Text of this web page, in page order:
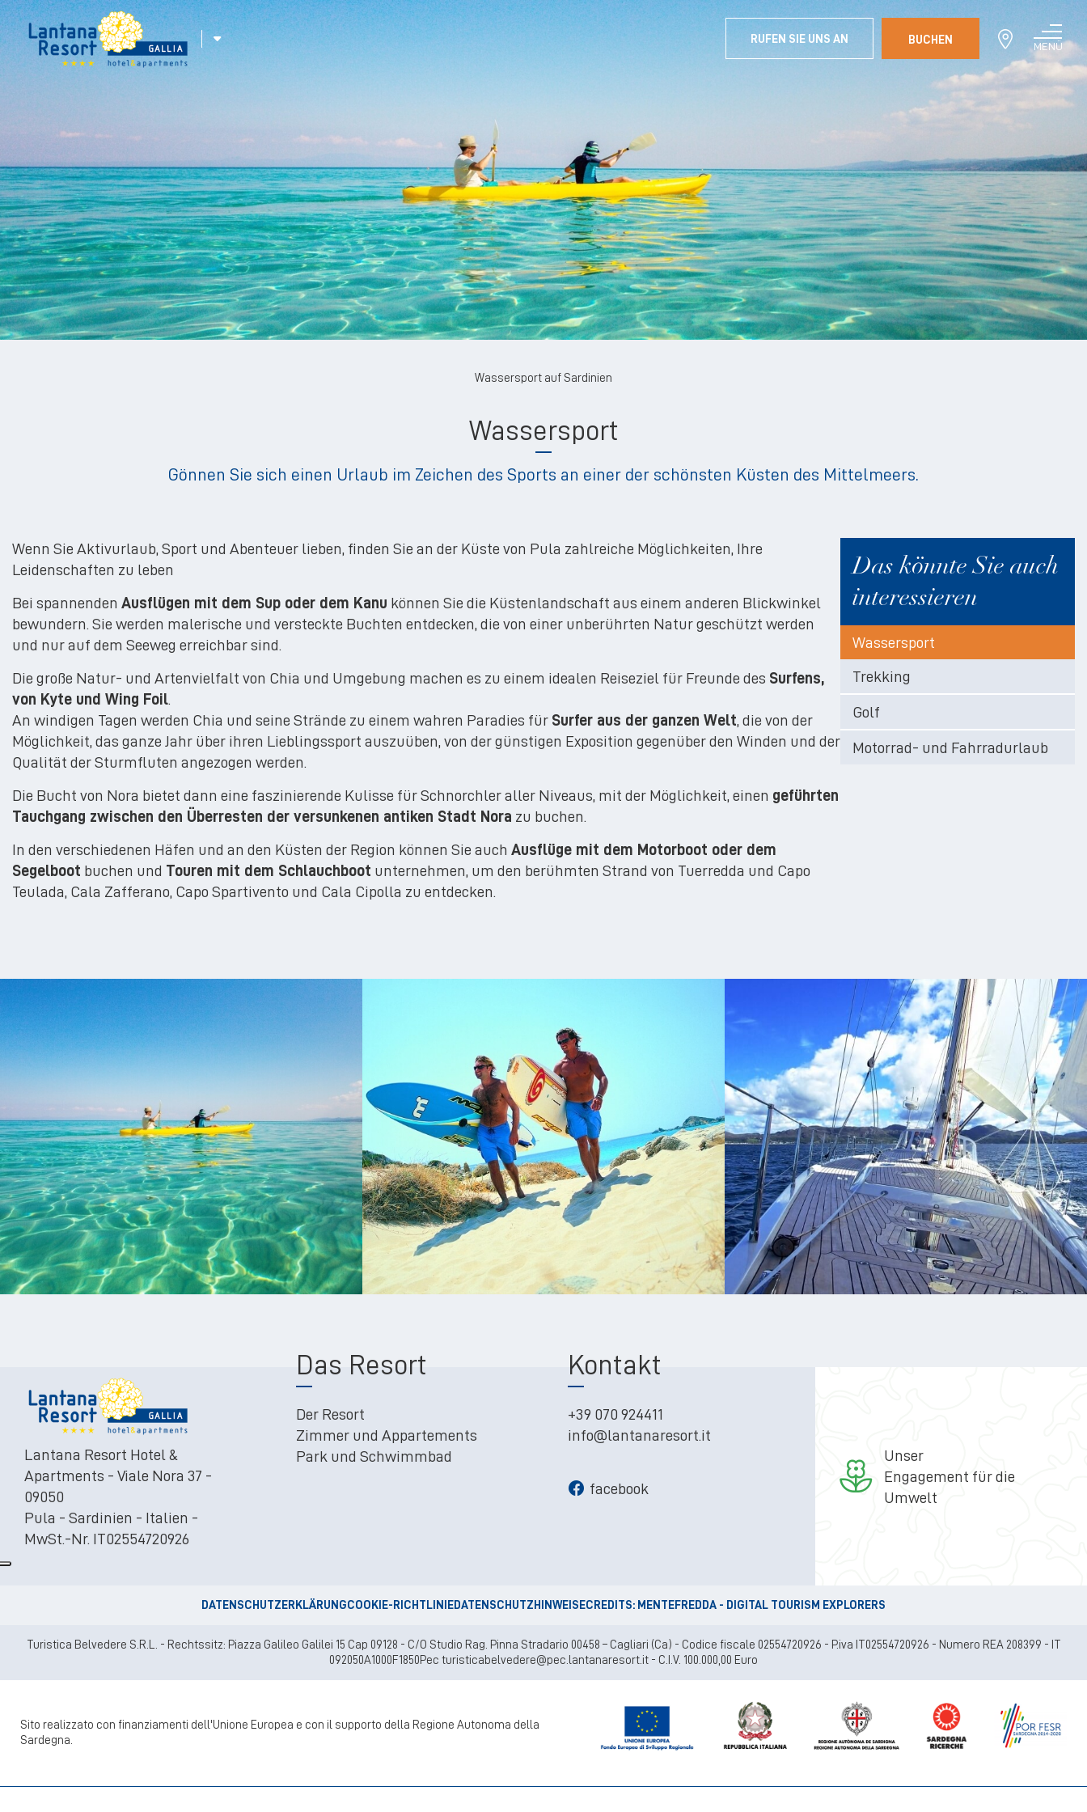
RUFEN SIE UNS AN BUCHEN MENÜ
SCHLIESSEN
Wassersport auf Sardinien
Wassersport
Gönnen Sie sich einen Urlaub im Zeichen des Sports an einer der schönsten Küsten des Mittelmeers.
Wenn Sie Aktivurlaub, Sport und Abenteuer lieben, finden Sie an der Küste von Pula zahlreiche Möglichkeiten, Ihre
Leidenschaften zu leben
Bei spannenden Ausflügen mit dem Sup oder dem Kanu können Sie die Küstenlandschaft aus einem anderen Blickwinkel
bewundern. Sie werden malerische und versteckte Buchten entdecken, die von einer unberührten Natur geschützt werden
und nur auf dem Seeweg erreichbar sind.
Die große Natur- und Artenvielfalt von Chia und Umgebung machen es zu einem idealen Reiseziel für Freunde des Surfens,
von Kyte und Wing Foil.
An windigen Tagen werden Chia und seine Strände zu einem wahren Paradies für Surfer aus der ganzen Welt, die von der
Möglichkeit, das ganze Jahr über ihren Lieblingssport auszuüben, von der günstigen Exposition gegenüber den Winden und der
Qualität der Sturmfluten angezogen werden.
Die Bucht von Nora bietet dann eine faszinierende Kulisse für Schnorchler aller Niveaus, mit der Möglichkeit, einen geführten
Tauchgang zwischen den Überresten der versunkenen antiken Stadt Nora zu buchen.
In den verschiedenen Häfen und an den Küsten der Region können Sie auch Ausflüge mit dem Motorboot oder dem
Segelboot buchen und Touren mit dem Schlauchboot unternehmen, um den berühmten Strand von Tuerredda und Capo
Teulada, Cala Zafferano, Capo Spartivento und Cala Cipolla zu entdecken.
Das könnte Sie auch
interessieren
Wassersport
Trekking
Golf
Motorrad- und Fahrradurlaub
Lantana Resort Hotel &
Apartments - Viale Nora 37 -
09050
Pula - Sardinien - Italien -
MwSt.-Nr. IT02554720926
Das Resort
Der Resort
Zimmer und Appartements
Park und Schwimmbad
Kontakt
+39 070 924411
info@lantanaresort.it
facebook
Unser
Engagement für die
Umwelt
DATENSCHUTZERKLÄRUNGCOOKIE-RICHTLINIEDATENSCHUTZHINWEISECREDITS: MENTEFREDDA - DIGITAL TOURISM EXPLORERS
Turistica Belvedere S.R.L. - Rechtssitz: Piazza Galileo Galilei 15 Cap 09128 - C/O Studio Rag. Pinna Stradario 00458 – Cagliari (Ca) - Codice fiscale 02554720926 - P.iva IT02554720926 - Numero REA 208399 - IT
092050A1000F1850Pec turisticabelvedere@pec.lantanaresort.it - C.I.V. 100.000,00 Euro
Sito realizzato con finanziamenti dell'Unione Europea e con il supporto della Regione Autonoma della
Sardegna.